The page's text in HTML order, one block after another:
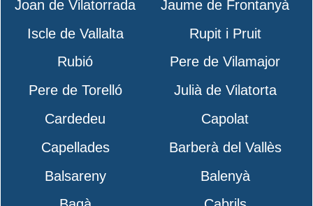
Joan de Vilatorrada
Jaume de Frontanyà
Iscle de Vallalta
Rupit i Pruit
Rubió
Pere de Vilamajor
Pere de Torelló
Julià de Vilatorta
Cardedeu
Capolat
Capellades
Barberà del Vallès
Balsareny
Balenyà